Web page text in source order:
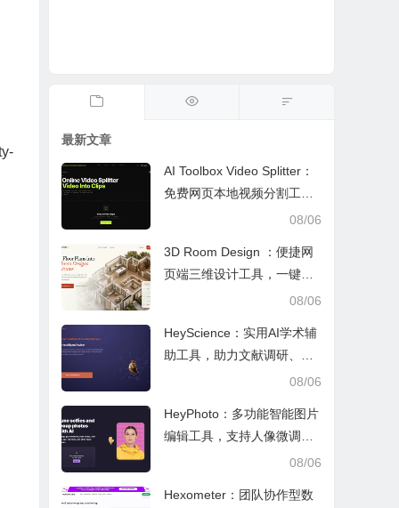
最新文章
AI Toolbox Video Splitter：
免费网页本地视频分割工
具，多模式裁切高清视频且
08/06
3D Room Design ：便捷网
页端三维设计工具，一键户
型建模、实时改色布景助力
08/06
HeyScience：实用AI学术辅
助工具，助力文献调研、论
文审阅与日常学业研究工作
08/06
HeyPhoto：多功能智能图片
编辑工具，支持人像微调、
艺术创作与日常隐私防护08/06
Hexometer：团队协作型数